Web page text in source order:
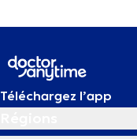
Téléchargez l’app